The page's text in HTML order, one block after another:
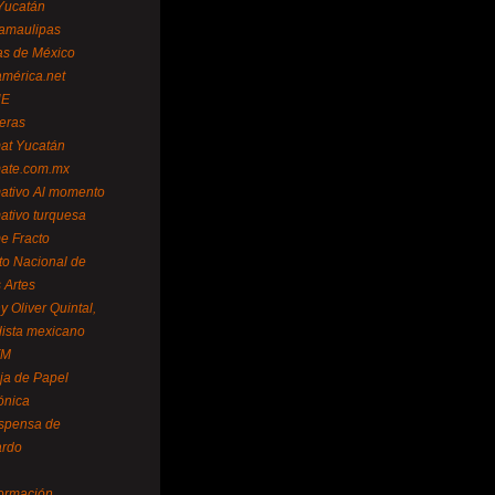
de México
Yucatán
Al momento
turquesa
Fracto
Nacional de
Artes
Oliver Quintal,
mexicano
de Papel
de